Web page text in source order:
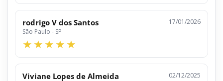
rodrigo V dos Santos
São Paulo - SP
17/01/2026
Viviane Lopes de Almeida 02/12/2025